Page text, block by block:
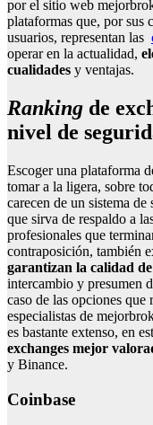
por el sitio web
plataformas que, por sus
usuarios, representan las
operar en la actualidad,
cualidades y ventajas.
Ranking de
nivel de
Escoger una plataforma
tomar a la ligera, sobre
carecen de un sistema
que sirva de respaldo a
profesionales que
contraposición, también
garantizan la calidad de
intercambio y presumen
caso de las opciones
especialistas de
es bastante extenso, en
exchanges mejor
y Binance.
Coinbase